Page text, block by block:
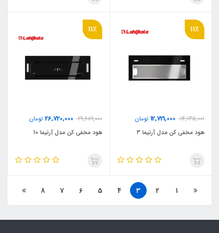
11٪
14,135,001
12,721,000 تومان
هود مخفی کن مدل آرتیما ۳
11٪
29,689,000
26,720,000 تومان
هود مخفی کن مدل آرتیما 10
1
2
3
4
5
6
7
8